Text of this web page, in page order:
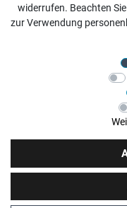
Anrufe aus dem dt.
Mobilfunknetz ggf.
widerrufen. Beachten
zur Verwendung